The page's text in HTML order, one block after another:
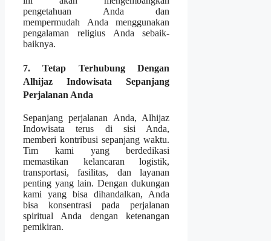
pengetahuan Anda dan
mempermudah Anda menggunakan
pengalaman religius Anda sebaik-
baiknya.
7. Tetap Terhubung Dengan
Alhijaz Indowisata Sepanjang
Perjalanan Anda
Sepanjang perjalanan Anda, Alhijaz
Indowisata terus di sisi Anda,
memberi kontribusi sepanjang waktu.
Tim kami yang berdedikasi
memastikan kelancaran logistik,
transportasi, fasilitas, dan layanan
penting yang lain. Dengan dukungan
kami yang bisa dihandalkan, Anda
bisa konsentrasi pada perjalanan
spiritual Anda dengan ketenangan
pemikiran.